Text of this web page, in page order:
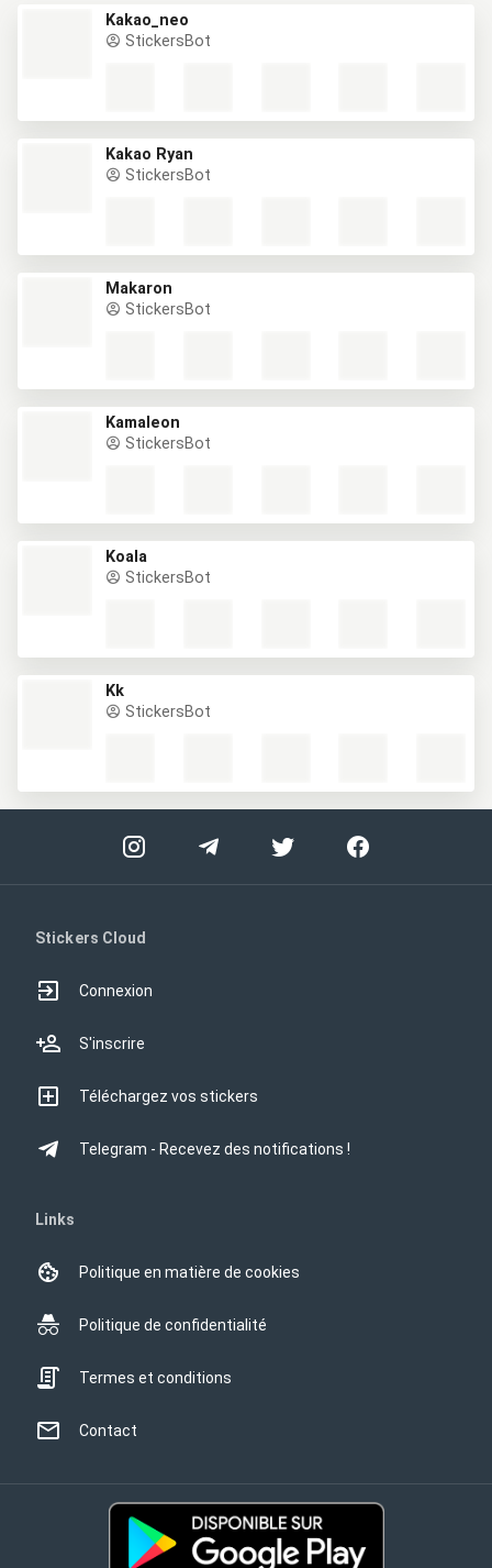
Kakao_neo
StickersBot
Kakao Ryan
StickersBot
Makaron
StickersBot
Kamaleon
StickersBot
Koala
StickersBot
Kk
StickersBot
Stickers Cloud
Connexion
S'inscrire
Téléchargez vos stickers
Telegram - Recevez des notifications !
Links
Politique en matière de cookies
Politique de confidentialité
Termes et conditions
Contact